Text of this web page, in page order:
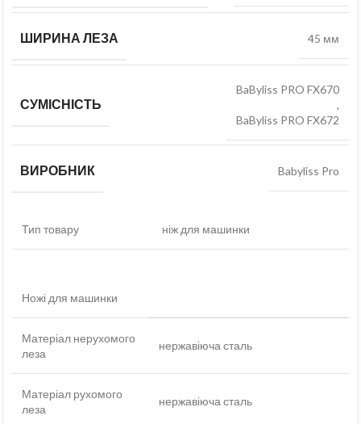
ШИРИНА ЛЕЗА 45 мм
СУМІСНІСТЬ
BaByliss PRO FX670
,
BaByliss PRO FX672
ВИРОБНИК Babyliss Pro
Тип товару ніж для машинки
Ножі для машинки
Матеріал нерухомого
леза
нержавіюча сталь
Матеріал рухомого
леза
нержавіюча сталь